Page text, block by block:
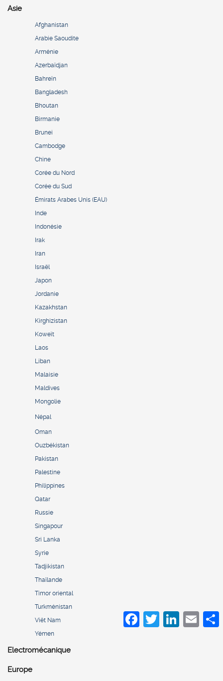
Asie
Afghanistan
Arabie Saoudite
Arménie
Azerbaïdjan
Bahreïn
Bangladesh
Bhoutan
Birmanie
Brunei
Cambodge
Chine
Corée du Nord
Corée du Sud
Émirats Arabes Unis (EAU)
Inde
Indonésie
Irak
Iran
Israël
Japon
Jordanie
Kazakhstan
Kirghizistan
Koweït
Laos
Liban
Malaisie
Maldives
Mongolie
Népal
Oman
Ouzbékistan
Pakistan
Palestine
Philippines
Qatar
Russie
Singapour
Sri Lanka
Syrie
Tadjikistan
Thaïlande
Timor oriental
Turkménistan
Viêt Nam
Yémen
Electromécanique
Europe
FacebookTwitter LinkedInEmail